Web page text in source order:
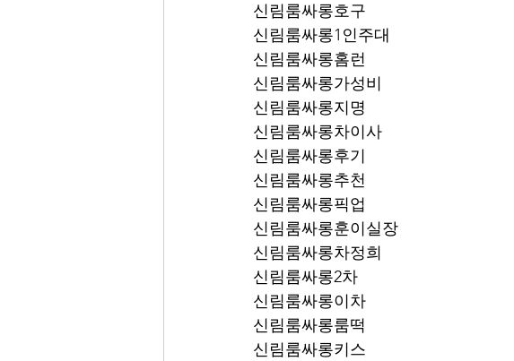
신림룸싸롱호구
신림룸싸롱1인주대
신림룸싸롱홈런
신림룸싸롱가성비
신림룸싸롱지명
신림룸싸롱차이사
신림룸싸롱후기
신림룸싸롱추천
신림룸싸롱훈이실장
신림룸싸롱차정희
신림룸싸롱2차
신림룸싸롱이차
신림룸싸롱룸떡
신림룸싸롱키스